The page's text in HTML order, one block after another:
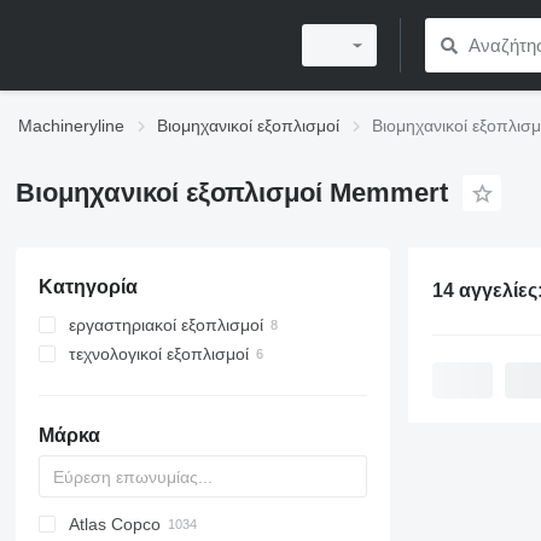
Machineryline Βιομηχανικοί εξοπλισμοί Βιομηχανικοί
Βιομηχανικοί εξοπλισμοί Memmert
Κατηγορία
εργαστηριακοί εξοπλισμοί
εργαστηριακόι φούρνοι
άλλοι εργαστηριακοί εξοπλισμοί
τεχνολογικοί εξοπλισμοί
Μάρκα
PDS
APD
AB
Ensis
VZ
AG3
Atlas Copco
14 αγγελίες: